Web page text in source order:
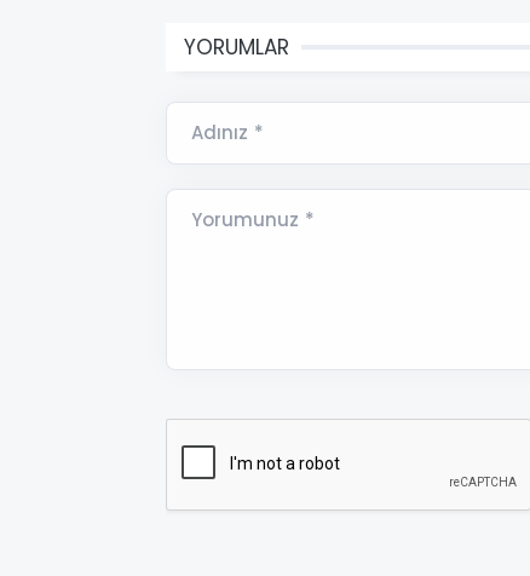
YORUMLAR
Adınız *
Yorumunuz *